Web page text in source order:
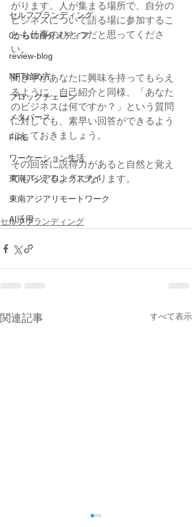
セルフブランディング
0からの自分メディア
review-blog
NFT始め方
ブロックチェーン
メタバース
FIRE
ワーケーション生活
東南アジアロングステイ
東南アジアリモートワーク
AI活用
がります。人が集まる場所で、自分の
ビジネスについて語る場に参加するこ
とも仕事のひとつだと思ってくださ
い。
聞き手があなたに興味を持ってもらえ
るように、自己紹介と同様、「あなた
のビジネスは何ですか？」という質問
に対しても、素早い回答ができるよう
にしておきましょう。
その回答に説得力があると自然と覚え
てもらえるようになります。
セルフブランディング
関連記事 すべて表示